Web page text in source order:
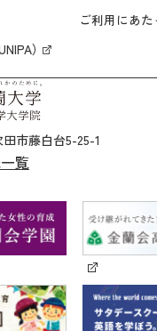
ご利用にあた
）
市藤白台5-25-1
覧